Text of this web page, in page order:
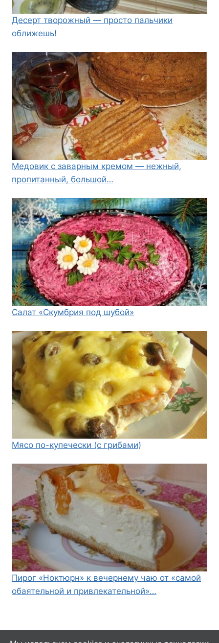
Десерт творожный — просто пальчики
оближешь!
Медовик с заварным кремом — нежный,
пропитанный, большой…
Салат «Скумбрия под шубой»
Мясо по-купечески (с грибами)
Пирог «Ноктюрн» к вечернему чаю от «самой
обаятельной и привлекательной»…